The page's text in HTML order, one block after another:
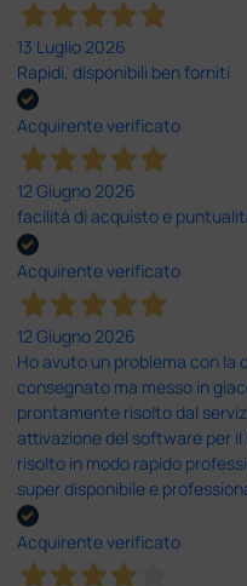
13 Luglio 2026
Rapidi, disponibili ben forniti
Acquirente verificato
12 Giugno 2026
facilità di acquisto e
Acquirente verificato
12 Giugno 2026
Ho avuto un problema con
consegnato ma messo in
prontamente risolto dal
attivazione del software per
risolto in modo rapido
super disponibile e
Acquirente verificato